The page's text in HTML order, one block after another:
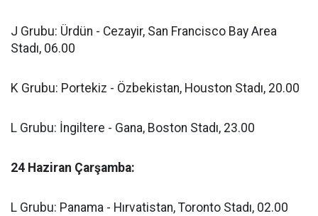
J Grubu: Ürdün - Cezayir, San Francisco Bay Area
Stadı, 06.00
K Grubu: Portekiz - Özbekistan, Houston Stadı, 20.00
L Grubu: İngiltere - Gana, Boston Stadı, 23.00
24 Haziran Çarşamba:
L Grubu: Panama - Hırvatistan, Toronto Stadı, 02.00